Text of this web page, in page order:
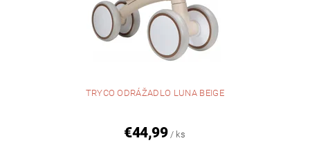
TRYCO ODRÁŽADLO LUNA BEIGE
€44,99 / ks